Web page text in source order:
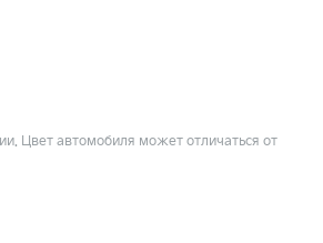
Цвет автомобиля может отличаться от